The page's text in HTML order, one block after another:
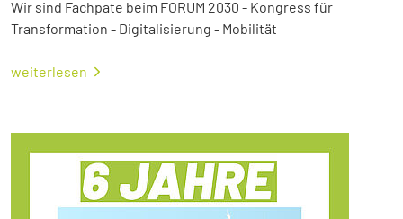
Wir sind Fachpate beim FORUM 2030 - Kongress für
Transformation - Digitalisierung - Mobilität
weiterlesen